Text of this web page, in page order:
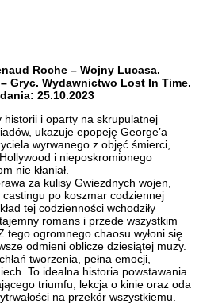
Roche – Wojny Lucasa.
Gryc. Wydawnictwo Lost In Time.
25.10.2023
i oparty na skrupulatnej
ukazuje epopeję George’a
wyrwanego z objęć śmierci,
i nieposkromionego
nie kłaniał.
za kulisy Gwiezdnych wojen,
castingu po koszmar codziennej
tej codzienności wchodziły
romans i przede wszystkim
tego ogromnego chaosu wyłoni się
odmieni oblicze dziesiątej muzy.
tworzenia, pełna emocji,
To idealna historia powstawania
triumfu, lekcja o kinie oraz oda
na przekór wszystkiemu.